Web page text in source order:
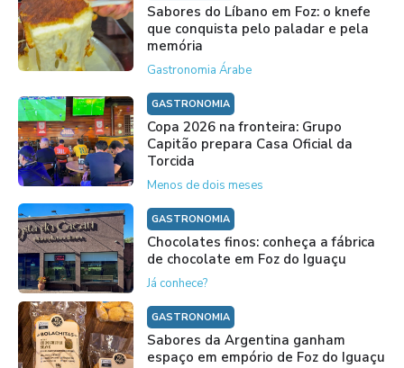
Sabores do Líbano em Foz: o knefe
que conquista pelo paladar e pela
memória
Gastronomia Árabe
GASTRONOMIA
Copa 2026 na fronteira: Grupo
Capitão prepara Casa Oficial da
Torcida
Menos de dois meses
GASTRONOMIA
Chocolates finos: conheça a fábrica
de chocolate em Foz do Iguaçu
Já conhece?
GASTRONOMIA
Sabores da Argentina ganham
espaço em empório de Foz do Iguaçu